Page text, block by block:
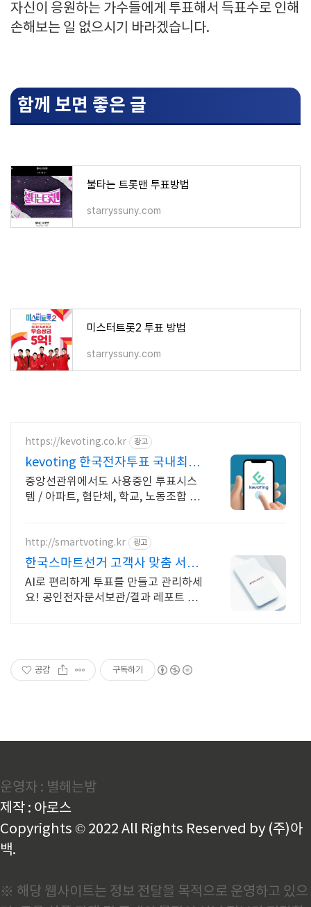
자신이 응원하는 가수들에게 투표해서 득표수로 인해
손해보는 일 없으시기 바라겠습니다.
함께 보면 좋은 글
불타는 트롯맨 투표방법
starryssuny.com
미스터트롯2 투표 방법
starryssuny.com
https://kevoting.co.kr 광고
kevoting 한국전자투표 국내최대
규모 3500만 선택
중앙선관위에서도 사용중인 투표시스
템 / 아파트, 협단체, 학교, 노동조합 /
http://smartvoting.kr 광고
한국스마트선거 고객사 맞춤 서비
스 제공
AI로 편리하게 투표를 만들고 관리하세
요! 공인전자문서보관/결과 레포트 무
공감 구독하기
운영자 : 별헤는밤
제작 : 아로스
Copyrights © 2022 All Rights Reserved by (주)아
백.
※ 해당 웹사이트는 정보 전달을 목적으로 운영하고 있으